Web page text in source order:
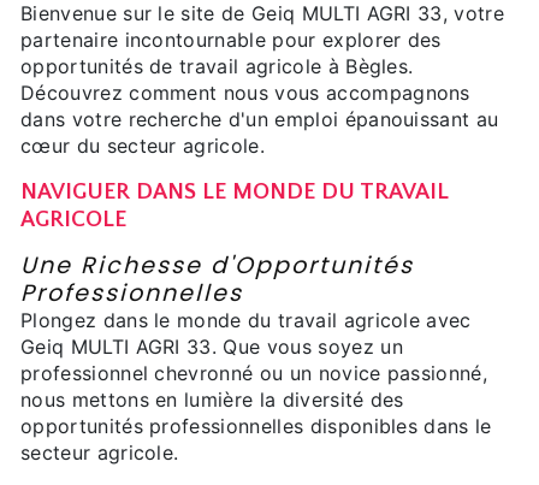
Bienvenue sur le site de Geiq MULTI AGRI 33, votre
partenaire incontournable pour explorer des
opportunités de travail agricole à Bègles.
Découvrez comment nous vous accompagnons
dans votre recherche d'un emploi épanouissant au
cœur du secteur agricole.
NAVIGUER DANS LE MONDE DU TRAVAIL
AGRICOLE
Une Richesse d'Opportunités
Professionnelles
Plongez dans le monde du travail agricole avec
Geiq MULTI AGRI 33. Que vous soyez un
professionnel chevronné ou un novice passionné,
nous mettons en lumière la diversité des
opportunités professionnelles disponibles dans le
secteur agricole.